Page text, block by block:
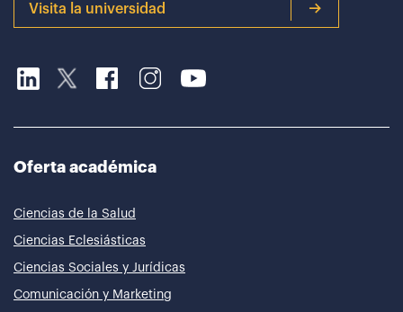
Visita la universidad
Oferta académica
Ciencias de la Salud
Ciencias Eclesiásticas
Ciencias Sociales y Jurídicas
Comunicación y Marketing